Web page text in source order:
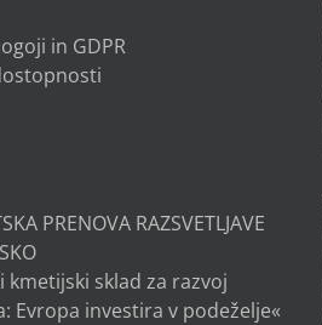
in GDPR
PRENOVA RAZSVETLJAVE
kmetijski sklad za razvoj
Evropa investira v podeželje«